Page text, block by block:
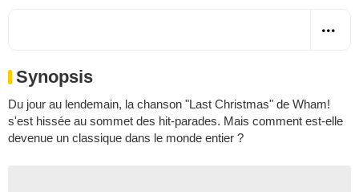
Synopsis
Du jour au lendemain, la chanson "Last Christmas" de Wham!
s'est hissée au sommet des hit-parades. Mais comment est-elle
devenue un classique dans le monde entier ?